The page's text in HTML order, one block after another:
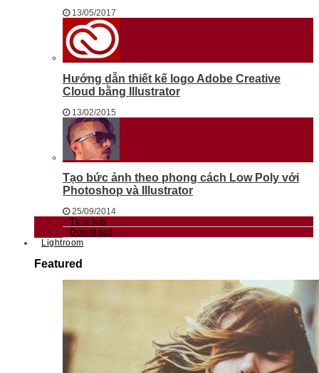
13/05/2017
Hướng dẫn thiết kế logo Adobe Creative
Cloud bằng Illustrator
13/02/2015
Tạo bức ảnh theo phong cách Low Poly với
Photoshop và Illustrator
25/09/2014
Tutorials
Download
Lightroom
Featured